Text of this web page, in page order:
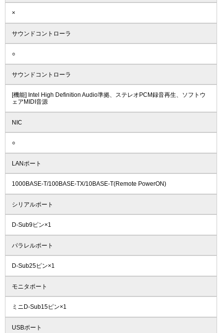
×
サウンドコントローラ
○
サウンドコントローラ
[機能] Intel High Definition Audio準拠、ステレオPCM録音再生、ソフトウ
ェアMIDI音源
NIC
○
LANポート
1000BASE-T/100BASE-TX/10BASE-T(Remote PowerON)
シリアルポート
D-Sub9ピン×1
パラレルポート
D-Sub25ピン×1
モニタポート
ミニD-Sub15ピン×1
USBポート